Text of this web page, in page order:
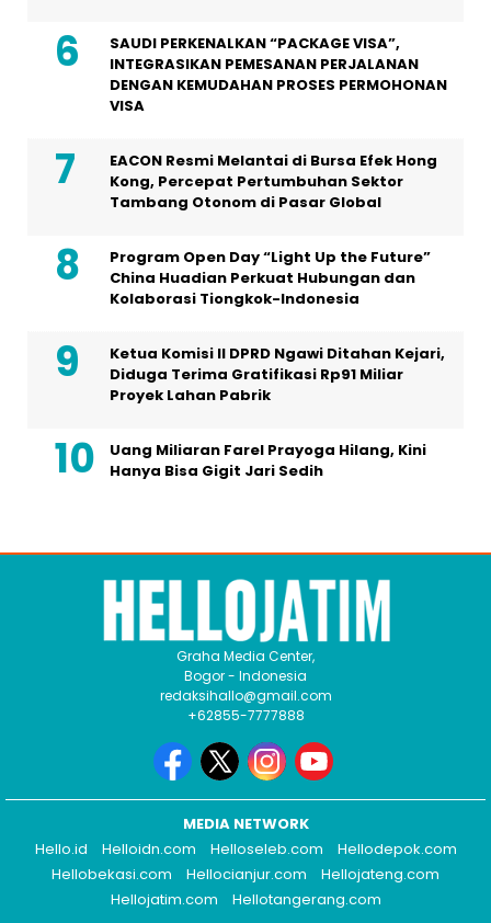
SAUDI PERKENALKAN “PACKAGE VISA”,
INTEGRASIKAN PEMESANAN PERJALANAN
DENGAN KEMUDAHAN PROSES PERMOHONAN
VISA
EACON Resmi Melantai di Bursa Efek Hong
Kong, Percepat Pertumbuhan Sektor
Tambang Otonom di Pasar Global
Program Open Day “Light Up the Future”
China Huadian Perkuat Hubungan dan
Kolaborasi Tiongkok-Indonesia
Ketua Komisi II DPRD Ngawi Ditahan Kejari,
Diduga Terima Gratifikasi Rp91 Miliar
Proyek Lahan Pabrik
Uang Miliaran Farel Prayoga Hilang, Kini
Hanya Bisa Gigit Jari Sedih
Graha Media Center,
Bogor - Indonesia
redaksihallo@gmail.com
+62855-7777888
MEDIA NETWORK
Hello.id
Helloidn.com Helloseleb.com
Hellodepok.com
Hellobekasi.com
Hellocianjur.com
Hellojateng.com
Hellojatim.com
Hellotangerang.com